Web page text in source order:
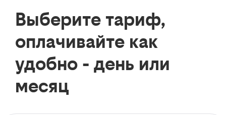
Выберите тариф,
оплачивайте как
удобно - день или
месяц